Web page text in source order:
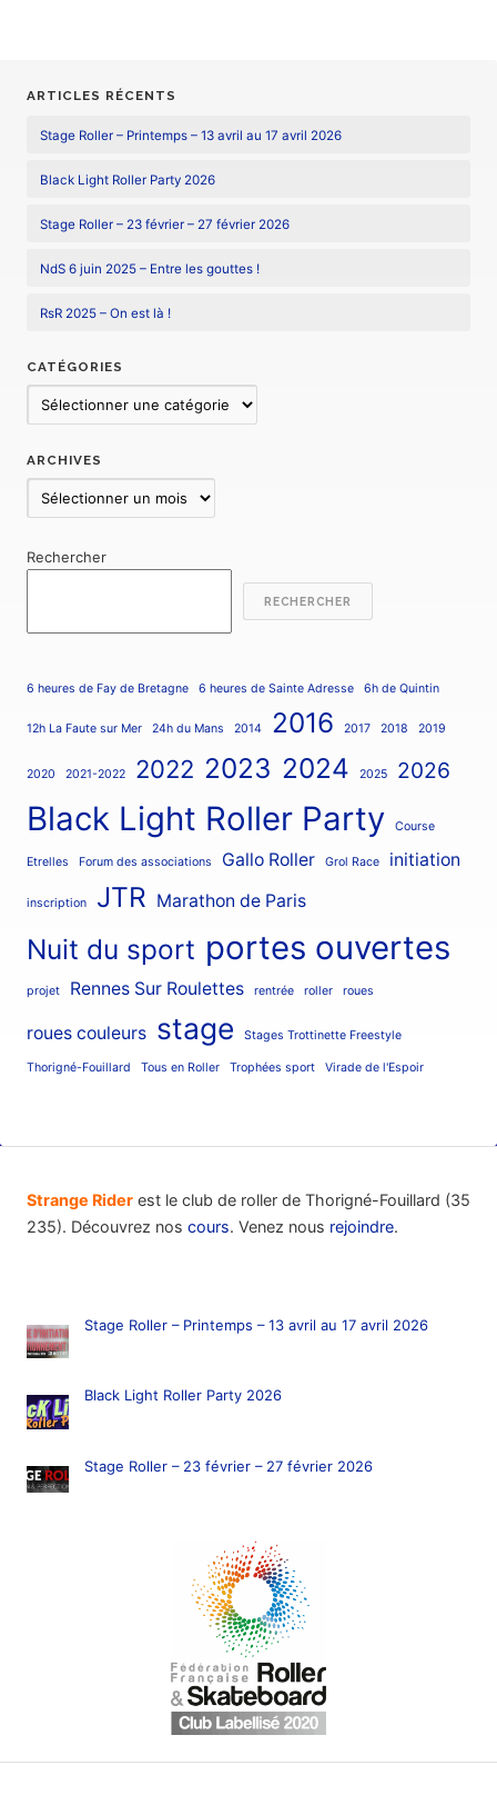
ARTICLES RÉCENTS
Stage Roller – Printemps – 13 avril au 17 avril 2026
Black Light Roller Party 2026
Stage Roller – 23 février – 27 février 2026
NdS 6 juin 2025 – Entre les gouttes !
RsR 2025 – On est là !
CATÉGORIES
Catégories
ARCHIVES
Archives
Rechercher
RECHERCHER
6 heures de Fay de Bretagne 6 heures de Sainte Adresse 6h de Quintin
12h La Faute sur Mer 24h du Mans 2014 2016 2017 2018 2019
2020 2021-2022 2022 2023 2024 2025 2026
Black Light Roller Party Course
Etrelles Forum des associations Gallo Roller Grol Race initiation
inscription JTR Marathon de Paris
Nuit du sport portes ouvertes
projet Rennes Sur Roulettes rentrée roller roues
roues couleurs stage Stages Trottinette Freestyle
Thorigné-Fouillard Tous en Roller Trophées sport Virade de l'Espoir
Strange Rider est le club de roller de Thorigné-Fouillard (35
235). Découvrez nos cours. Venez nous rejoindre.
Stage Roller – Printemps – 13 avril au 17 avril 2026
Black Light Roller Party 2026
Stage Roller – 23 février – 27 février 2026